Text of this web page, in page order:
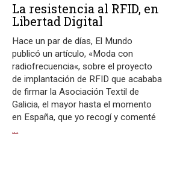
La resistencia al RFID, en
Libertad Digital
Hace un par de días, El Mundo
publicó un artículo, «Moda con
radiofrecuencia«, sobre el proyecto
de implantación de RFID que acababa
de firmar la Asociación Textil de
Galicia, el mayor hasta el momento
en España, que yo recogí y comenté
…